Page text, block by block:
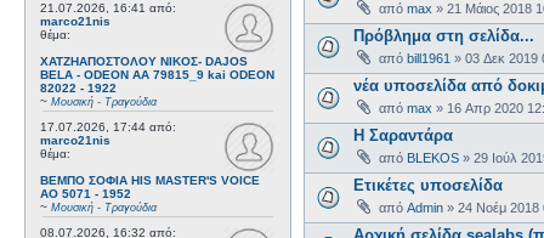
21.07.2026, 16:41 από:
marco21nis
θέμα:
ΧΑΤΖΗΑΠΟΣΤΟΛΟΥ ΝΙΚΟΣ- DAJOS
BELA - ODEON AA 79815_9 kai ODEON
82022 - 1922
~ Μουσική - Τραγούδια
17.07.2026, 17:44 από:
marco21nis
θέμα:
ΒΕΜΠΟ ΣΟΦΙΑ HIS MASTER'S VOICE
AO 5071 - 1952
~ Μουσική - Τραγούδια
08.07.2026, 16:32 από:
από max » 21 Μάιος 2018
Πρόβλημα στη σελίδα...
από bill1961 » 03 Δεκ 2019
νέα υποσελίδα από
από max » 16 Απρ 2020
Η Σαραντάρα
από BLEKOS » 29 Ιούλ
Ετικέτες υποσελίδα
από Admin » 24 Νοέμ 2018